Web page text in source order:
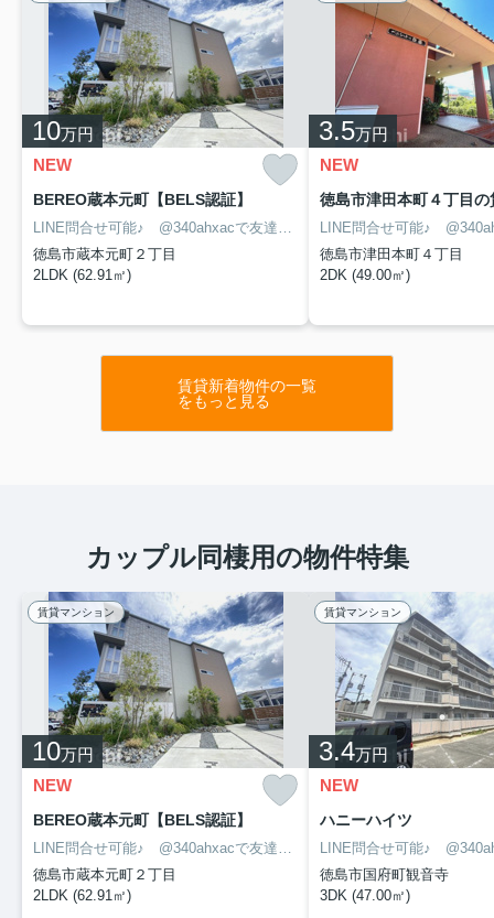
10万円
NEW
BEREO蔵本元町【BELS認証】
LINE問合せ可能♪ @340ahxacで友達検索して下さい
徳島市蔵本元町２丁目
2LDK (62.91㎡)
3.5万円
NEW
徳島市津田本町４丁目
2DK (49.00㎡)
賃貸新着物件の一覧
をもっと見る
カップル同棲用の物件特集
賃貸マンション
10万円
NEW
BEREO蔵本元町【BELS認証】
LINE問合せ可能♪ @340ahxacで友達検索して下さい
徳島市蔵本元町２丁目
2LDK (62.91㎡)
賃貸マンション
3.4万円
NEW
ハニーハイツ
徳島市国府町観音寺
3DK (47.00㎡)